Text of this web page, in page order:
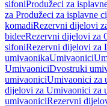
sifoniProdužeci za
za Produžeci za isplavne
komadiRezervni dijelovi
bideeRezervni dijelovi za
sifoniRezervni dijelovi za
umivaonikaUmivaonici
UmivaoniciDvostruki
umivaoniciUmivaonici za
dijelovi za Umivaonici za
umivaoniciRezervni